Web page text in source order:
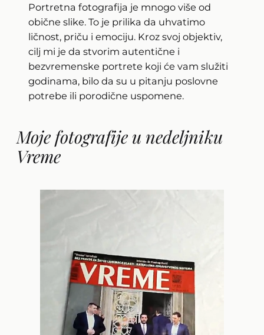
Portretna fotografija je mnogo više od
obične slike. To je prilika da uhvatimo
ličnost, priču i emociju. Kroz svoj objektiv,
cilj mi je da stvorim autentične i
bezvremenske portrete koji će vam služiti
godinama, bilo da su u pitanju poslovne
potrebe ili porodične uspomene.
Moje fotografije u nedeljniku
Vreme